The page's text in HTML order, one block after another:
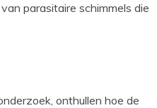
parasitaire schimmels die
onthullen hoe de